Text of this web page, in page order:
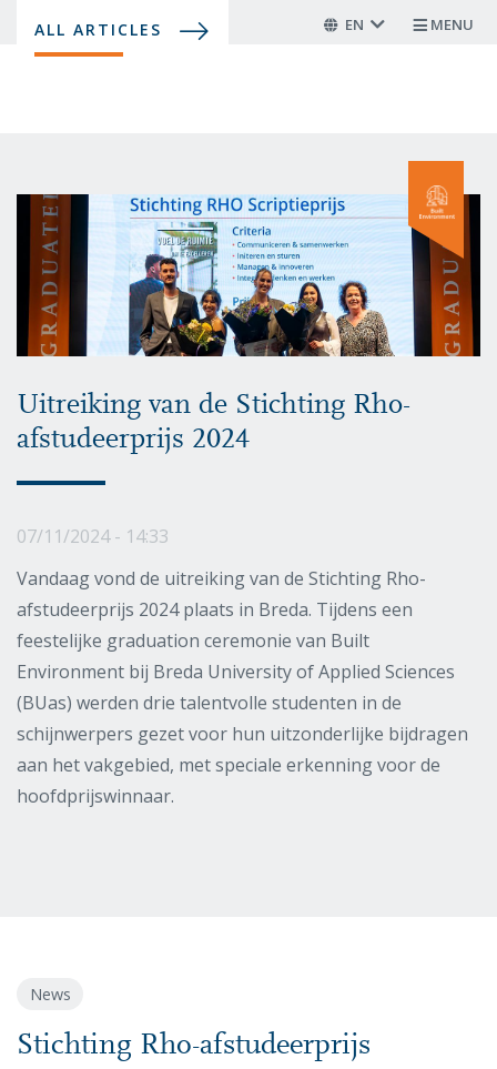
ALL ARTICLES EN MENU
Uitreiking van de Stichting Rho-
afstudeerprijs 2024
07/11/2024 - 14:33
Vandaag vond de uitreiking van de Stichting Rho-
afstudeerprijs 2024 plaats in Breda. Tijdens een
feestelijke graduation ceremonie van Built
Environment bij Breda University of Applied Sciences
(BUas) werden drie talentvolle studenten in de
schijnwerpers gezet voor hun uitzonderlijke bijdragen
aan het vakgebied, met speciale erkenning voor de
hoofdprijswinnaar.
News
Stichting Rho-afstudeerprijs